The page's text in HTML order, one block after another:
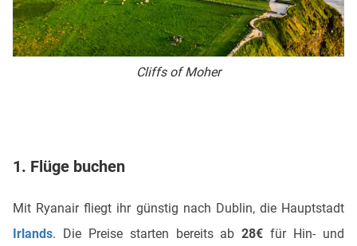
Cliffs of Moher
1. Flüge buchen
Mit Ryanair fliegt ihr günstig nach Dublin, die Hauptstadt
Irlands. Die Preise starten bereits ab28€ für Hin- und